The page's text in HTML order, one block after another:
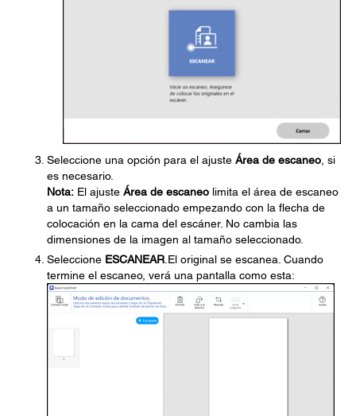
Seleccione una opción para el ajuste Área de escaneo , si
es necesario.
Nota: El ajuste Área de escaneo limita el área de escaneo
a un tamaño seleccionado empezando con la flecha de
colocación en la cama del escáner. No cambia las
dimensiones de la imagen al tamaño seleccionado.
Seleccione ESCANEAR .El original se escanea. Cuando
termine el escaneo, verá una pantalla como esta: